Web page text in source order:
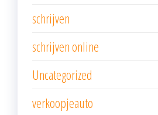
schrijven
schrijven online
Uncategorized
verkoopjeauto